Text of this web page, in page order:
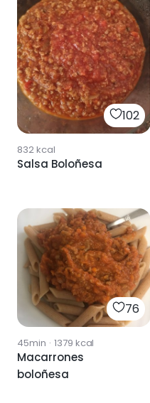
102
832kcal
Salsa Boloñesa
76
45min · 1379 kcal
Macarrones
boloñesa